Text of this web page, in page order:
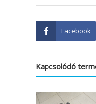
Facebook
Kapcsolódó